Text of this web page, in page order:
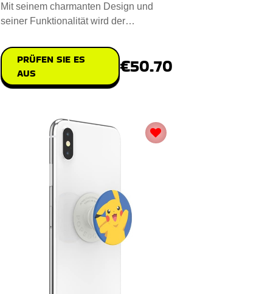
Mit seinem charmanten Design und
seiner Funktionalität wird der
PRÜFEN SIE ES
AUS
€50.70